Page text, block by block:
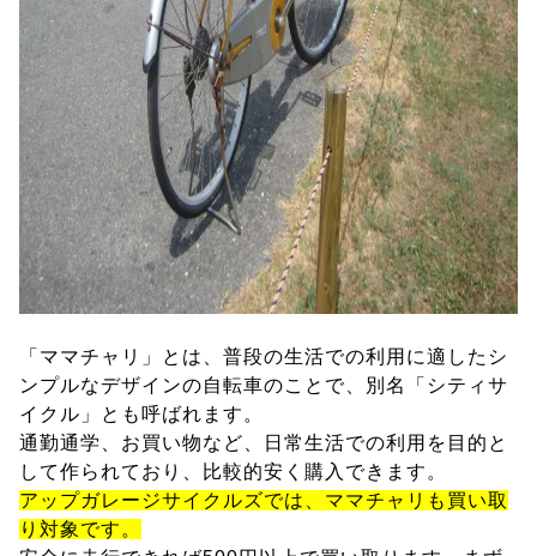
「ママチャリ」とは、普段の生活での利用に適したシ
ンプルなデザインの自転車のことで、別名「シティサ
イクル」とも呼ばれます。
通勤通学、お買い物など、日常生活での利用を目的と
して作られており、比較的安く購入できます。
アップガレージサイクルズでは、ママチャリも買い取
り対象です。